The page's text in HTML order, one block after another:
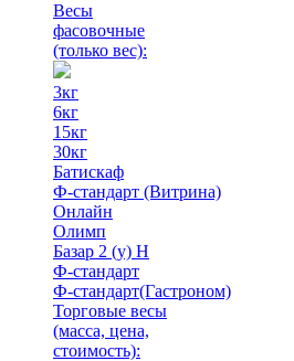
Весы
фасовочные
(только вес):
3кг
6кг
15кг
30кг
Батискаф
Ф-стандарт (Витрина)
Онлайн
Олимп
Базар 2 (у) Н
Ф-стандарт
Ф-стандарт(Гастроном)
Торговые весы
(масса, цена,
стоимость):